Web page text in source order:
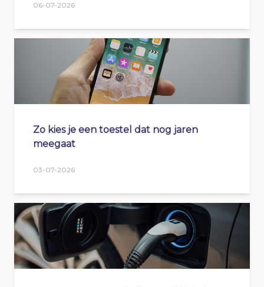
06-07-2026
Zo kies je een toestel dat nog jaren
meegaat
03-07-2026